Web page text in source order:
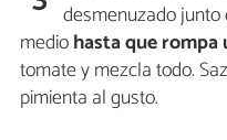
desmenuzado
mediohasta que
tomate y mezcla todo.
pimienta al gusto.